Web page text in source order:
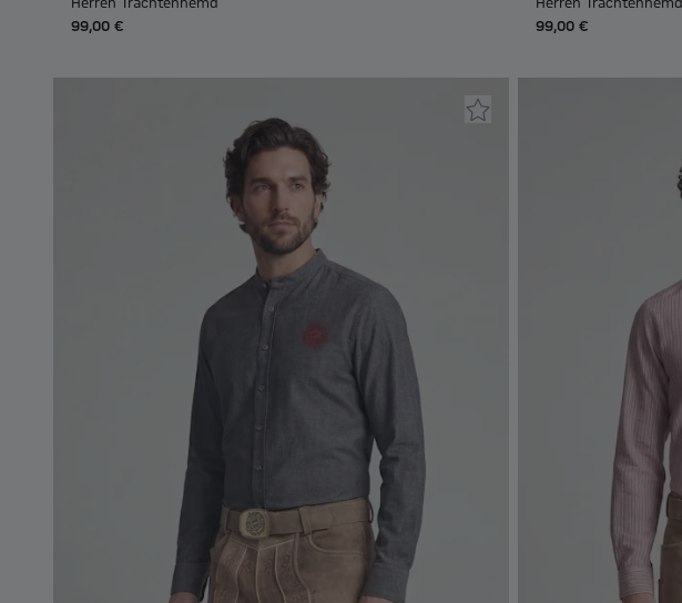
Herren Trachtenhemd
99,00 €
Herren Trachtenhemd
99,00 €